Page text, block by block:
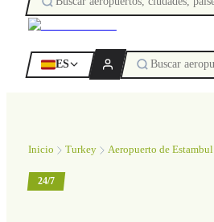
ES
Inicio Turkey Aeropuerto de Estambul
24/7